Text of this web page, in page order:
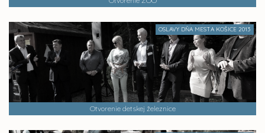
OSLAVY DŇA MESTA KOŠICE 2013
Otvorenie detskej železnice